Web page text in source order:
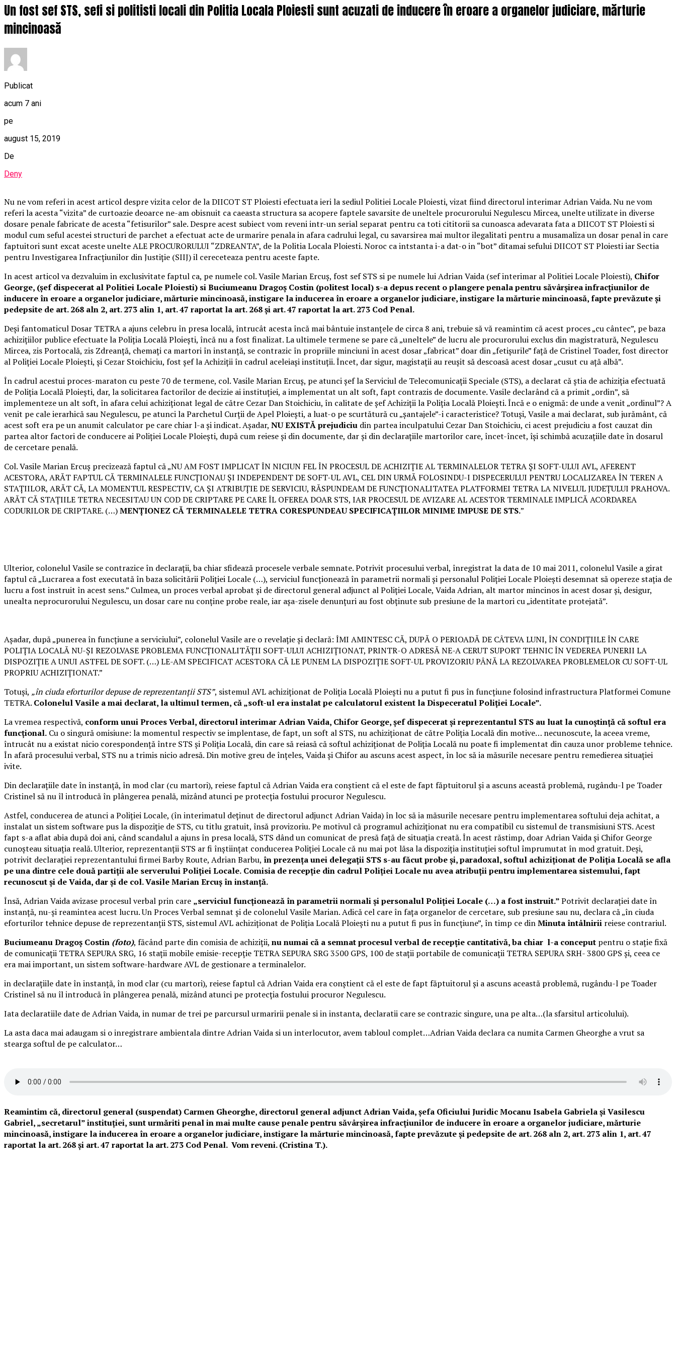
Un fost sef STS, sefi si politisti locali din Politia Locala Ploiesti sunt acuzati de inducere în eroare a organelor judiciare, mărturie
mincinoasă
Publicat
acum 7 ani
pe
august 15, 2019
De
Deny
Nu ne vom referi in acest articol despre vizita celor de la DIICOT ST Ploiesti efectuata ieri la sediul Politiei Locale Ploiesti, vizat fiind directorul interimar Adrian Vaida. Nu ne vom
referi la acesta “vizita” de curtoazie deoarce ne-am obisnuit ca caeasta structura sa acopere faptele savarsite de uneltele procurorului Negulescu Mircea, unelte utilizate in diverse
dosare penale fabricate de acesta “fetisurilor” sale. Despre acest subiect vom reveni intr-un serial separat pentru ca toti cititorii sa cunoasca adevarata fata a DIICOT ST Ploiesti si
modul cum seful acestei structuri de parchet a efectuat acte de urmarire penala in afara cadrului legal, cu savarsirea mai multor ilegalitati pentru a musamaliza un dosar penal in care
faptuitori sunt excat aceste unelte ALE PROCURORULUI “ZDREANTA”, de la Politia Locala Ploiesti. Noroc ca intstanta i-a dat-o in “bot” ditamai sefului DIICOT ST Ploiesti iar Sectia
pentru Investigarea Infracţiunilor din Justiţie (SIIJ) il cereceteaza pentru aceste fapte.
In acest articol va dezvaluim in exclusivitate faptul ca, pe numele col. Vasile Marian Ercuș, fost sef STS si pe numele lui Adrian Vaida (sef interimar al Politiei Locale Ploiesti), Chifor
George, (șef dispecerat al Politiei Locale Ploiesti) si Buciumeanu Dragoș Costin (politest local) s-a depus recent o plangere penala pentru săvârșirea infracțiunilor de
inducere în eroare a organelor judiciare, mărturie mincinoasă, instigare la inducerea în eroare a organelor judiciare, instigare la mărturie mincinoasă, fapte prevăzute și
pedepsite de art. 268 aln 2, art. 273 alin 1, art. 47 raportat la art. 268 și art. 47 raportat la art. 273 Cod Penal.
Deși fantomaticul Dosar TETRA a ajuns celebru în presa locală, întrucât acesta încă mai bântuie instanțele de circa 8 ani, trebuie să vă reamintim că acest proces „cu cântec”, pe baza
achizițiilor publice efectuate la Poliția Locală Ploiești, încă nu a fost finalizat. La ultimele termene se pare că „uneltele” de lucru ale procurorului exclus din magistratură, Negulescu
Mircea, zis Portocală, zis Zdreanță, chemați ca martori în instanță, se contrazic în propriile minciuni în acest dosar „fabricat” doar din „fetișurile” față de Cristinel Toader, fost director
al Poliției Locale Ploiești, și Cezar Stoichiciu, fost șef la Achiziții în cadrul aceleiași instituții. Încet, dar sigur, magistații au reușit să descoasă acest dosar „cusut cu ață albă”.
În cadrul acestui proces-maraton cu peste 70 de termene, col. Vasile Marian Ercuș, pe atunci șef la Serviciul de Telecomunicații Speciale (STS), a declarat că știa de achiziția efectuată
de Poliția Locală Ploiești, dar, la solicitarea factorilor de decizie ai instituției, a implementat un alt soft, fapt contrazis de documente. Vasile declarând că a primit „ordin”, să
implementeze un alt soft, în afara celui achiziționat legal de către Cezar Dan Stoichiciu, în calitate de șef Achiziții la Poliția Locală Ploiești. Încă e o enigmă: de unde a venit „ordinul”? A
venit pe cale ierarhică sau Negulescu, pe atunci la Parchetul Curții de Apel Ploiești, a luat-o pe scurtătură cu „șantajele”-i caracteristice? Totuși, Vasile a mai declarat, sub jurământ, că
acest soft era pe un anumit calculator pe care chiar l-a și indicat. Așadar, NU EXISTĂ prejudiciu din partea inculpatului Cezar Dan Stoichiciu, ci acest prejudiciu a fost cauzat din
partea altor factori de conducere ai Poliției Locale Ploiești, după cum reiese și din documente, dar și din declarațiile martorilor care, încet-încet, își schimbă acuzațiile date în dosarul
de cercetare penală.
Col. Vasile Marian Ercuș precizează faptul că „NU AM FOST IMPLICAT ÎN NICIUN FEL ÎN PROCESUL DE ACHIZIȚIE AL TERMINALELOR TETRA ȘI SOFT-ULUI AVL, AFERENT
ACESTORA, ARĂT FAPTUL CĂ TERMINALELE FUNCȚIONAU ȘI INDEPENDENT DE SOFT-UL AVL, CEL DIN URMĂ FOLOSINDU-I DISPECERULUI PENTRU LOCALIZAREA ÎN TEREN A
STAȚIILOR, ARĂT CĂ, LA MOMENTUL RESPECTIV, CA ȘI ATRIBUȚIE DE SERVICIU, RĂSPUNDEAM DE FUNCȚIONALITATEA PLATFORMEI TETRA LA NIVELUL JUDEȚULUI PRAHOVA.
ARĂT CĂ STAȚIILE TETRA NECESITAU UN COD DE CRIPTARE PE CARE ÎL OFEREA DOAR STS, IAR PROCESUL DE AVIZARE AL ACESTOR TERMINALE IMPLICĂ ACORDAREA
CODURILOR DE CRIPTARE. (…)MENȚIONEZ CĂ TERMINALELE TETRA CORESPUNDEAU SPECIFICAȚIILOR MINIME IMPUSE DE STS.”
Ulterior, colonelul Vasile se contrazice în declarații, ba chiar sfidează procesele verbale semnate. Potrivit procesului verbal, înregistrat la data de 10 mai 2011, colonelul Vasile a girat
faptul că „Lucrarea a fost executată în baza solicitării Poliției Locale (…), serviciul funcționează în parametrii normali și personalul Poliției Locale Ploiești desemnat să opereze stația de
lucru a fost instruit în acest sens.” Culmea, un proces verbal aprobat și de directorul general adjunct al Poliției Locale, Vaida Adrian, alt martor mincinos în acest dosar și, desigur,
unealta neprocurorului Negulescu, un dosar care nu conține probe reale, iar așa-zisele denunțuri au fost obținute sub presiune de la martori cu „identitate protejată”.
Așadar, după „punerea în funcțiune a serviciului”, colonelul Vasile are o revelație și declară: ÎMI AMINTESC CĂ, DUPĂ O PERIOADĂ DE CÂTEVA LUNI, ÎN CONDIȚIILE ÎN CARE
POLIȚIA LOCALĂ NU-ȘI REZOLVASE PROBLEMA FUNCȚIONALITĂȚII SOFT-ULUI ACHIZIȚIONAT, PRINTR-O ADRESĂ NE-A CERUT SUPORT TEHNIC ÎN VEDEREA PUNERII LA
DISPOZIȚIE A UNUI ASTFEL DE SOFT. (…) LE-AM SPECIFICAT ACESTORA CĂ LE PUNEM LA DISPOZIȚIE SOFT-UL PROVIZORIU PÂNĂ LA REZOLVAREA PROBLEMELOR CU SOFT-UL
PROPRIU ACHIZIȚIONAT.”
Totuși, „în ciuda eforturilor depuse de reprezentanții STS”, sistemul AVL achiziționat de Poliția Locală Ploiești nu a putut fi pus în funcțiune folosind infrastructura Platformei Comune
TETRA. Colonelul Vasile a mai declarat, la ultimul termen, că „soft-ul era instalat pe calculatorul existent la Dispeceratul Poliției Locale”.
La vremea respectivă, conform unui Proces Verbal, directorul interimar Adrian Vaida, Chifor George, șef dispecerat și reprezentantul STS au luat la cunoștință că softul era
funcțional. Cu o singură omisiune: la momentul respectiv se implentase, de fapt, un soft al STS, nu achiziționat de către Poliția Locală din motive… necunoscute, la aceea vreme,
întrucât nu a existat nicio corespondență între STS și Poliția Locală, din care să reiasă că softul achiziționat de Poliția Locală nu poate fi implementat din cauza unor probleme tehnice.
În afară procesului verbal, STS nu a trimis nicio adresă. Din motive greu de înțeles, Vaida și Chifor au ascuns acest aspect, în loc să ia măsurile necesare pentru remedierea situației
ivite.
Din declarațiile date în instanță, în mod clar (cu martori), reiese faptul că Adrian Vaida era conștient că el este de fapt făptuitorul și a ascuns această problemă, rugându-l pe Toader
Cristinel să nu îl introducă în plângerea penală, mizând atunci pe protecția fostului procuror Negulescu.
Astfel, conducerea de atunci a Poliţiei Locale, (în interimatul deținut de directorul adjunct Adrian Vaida) în loc să ia măsurile necesare pentru implementarea softului deja achitat, a
instalat un sistem software pus la dispoziţie de STS, cu titlu gratuit, însă provizoriu. Pe motivul că programul achiziţionat nu era compatibil cu sistemul de transmisiuni STS. Acest
fapt s-a aflat abia după doi ani, când scandalul a ajuns în presa locală, STS dând un comunicat de presă față de situația creată. În acest răstimp, doar Adrian Vaida și Chifor George
cunoșteau situația reală. Ulterior, reprezentanţii STS ar fi înştiinţat conducerea Poliţiei Locale că nu mai pot lăsa la dispoziţia instituţiei softul împrumutat în mod gratuit. Deși,
potrivit declarației reprezentantului firmei Barby Route, Adrian Barbu, în prezența unei delegații STS s-au făcut probe și, paradoxal, softul achiziționat de Poliția Locală se afla
pe una dintre cele două partiții ale serverului Poliției Locale. Comisia de recepție din cadrul Poliției Locale nu avea atribuții pentru implementarea sistemului, fapt
recunoscut și de Vaida, dar și de col. Vasile Marian Ercuș în instanță.
Însă, Adrian Vaida avizase procesul verbal prin care „serviciul funcționează în parametrii normali și personalul Poliției Locale (…) a fost instruit.”Potrivit declarației date în
instanță, nu-și reamintea acest lucru. Un Proces Verbal semnat și de colonelul Vasile Marian. Adică cel care în fața organelor de cercetare, sub presiune sau nu, declara că „în ciuda
eforturilor tehnice depuse de reprezentanții STS, sistemul AVL achiziționat de Poliția Locală Ploiești nu a putut fi pus în funcțiune”, în timp ce dinMinuta întâlnirii reiese contrariul.
Buciumeanu Dragoș Costin (foto), făcând parte din comisia de achiziții, nu numai că a semnat procesul verbal de recepție cantitativă, ba chiar l-a conceput pentru o staţie fixă
de comunicaţii TETRA SEPURA SRG, 16 staţii mobile emisie-recepţie TETRA SEPURA SRG 3500 GPS, 100 de staţii portabile de comunicaţii TETRA SEPURA SRH- 3800 GPS şi, ceea ce
era mai important, un sistem software-hardware AVL de gestionare a terminalelor.
in declarațiile date în instanță, în mod clar (cu martori), reiese faptul că Adrian Vaida era conștient că el este de fapt făptuitorul și a ascuns această problemă, rugându-l pe Toader
Cristinel să nu îl introducă în plângerea penală, mizând atunci pe protecția fostului procuror Negulescu.
Iata declaratiile date de Adrian Vaida, in numar de trei pe parcursul urmaririi penale si in instanta, declaratii care se contrazic singure, una pe alta…(la sfarsitul articolului).
La asta daca mai adaugam si o inregistrare ambientala dintre Adrian Vaida si un interlocutor, avem tabloul complet…Adrian Vaida declara ca numita Carmen Gheorghe a vrut sa
stearga softul de pe calculator…
Reamintim că, directorul general (suspendat) Carmen Gheorghe, directorul general adjunctAdrian Vaida, șefa Oficiului Juridic Mocanu Isabela Gabriela și Vasilescu
Gabriel, „secretarul” instituției, sunt urmăriti penal in mai multe cause penale pentru săvârșirea infracțiunilor de inducere în eroare a organelor judiciare, mărturie
mincinoasă, instigare la inducerea în eroare a organelor judiciare, instigare la mărturie mincinoasă, fapte prevăzute și pedepsite de art. 268 aln 2, art. 273 alin 1, art. 47
raportat la art. 268 și art. 47 raportat la art. 273 Cod Penal. Vom reveni. (Cristina T.).